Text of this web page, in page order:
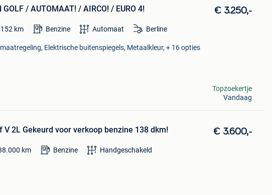
GOLF / AUTOMAAT! / AIRCO! / EURO 4! € 3.250,-
152 km Benzine Automaat Berline
Elektrische buitenspiegels, Metaalkleur, + 16 opties
Topzoekertje
Vandaag
V 2L Gekeurd voor verkoop benzine 138 dkm! € 3.600,-
km Benzine Handgeschakeld